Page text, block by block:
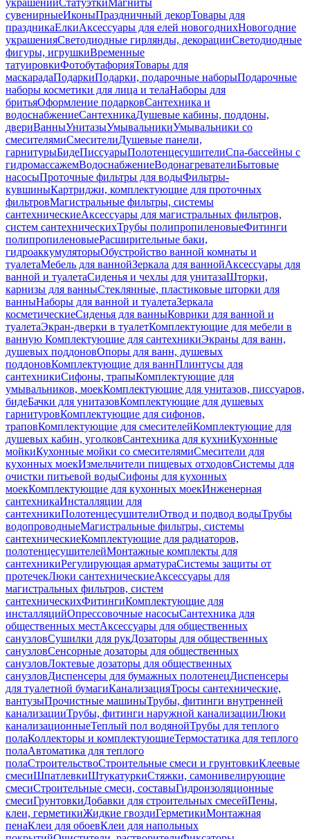
украшенийСтатуэткиМагниты
сувенирныеИконыПраздничный декорТовары для
праздникаЕлкиАксессуары для елей новогоднихНовогодние
украшенияСветодиодные гирлянды, декорацииСветодиодные
фигуры, игрушкиВременные
татуировкиФотобутафорияТовары для
маскарадаПодаркиПодарки, подарочные наборыПодарочные
наборы косметики для лица и телаНаборы для
бритьяОформление подарковСантехника и
водоснабжениеСантехникаДушевые кабины, поддоны,
двериВанныУнитазыУмывальникиУмывальники со
смесителямиСмесителиДушевые панели,
гарнитурыБидеПиссуарыПолотенцесушителиСпа-бассейны с
гидромассажемВодоснабжениеВодонагревателиБытовые
насосыПроточные фильтры для водыФильтры-
кувшиныКартриджи, комплектующие для проточных
фильтровМагистральные фильтры, системы
сантехническиеАксессуары для магистральных фильтров,
систем сантехническихТрубы полипропиленовыеФитинги
полипропиленовыеРасширительные баки,
гидроаккумуляторыОбустройство ванной комнаты и
туалетаМебель для ваннойЗеркала для ваннойАксессуары для
ванной и туалетаСиденья и чехлы для унитазаШторки,
карнизы для ванныСтеклянные, пластиковые шторки для
ванныНаборы для ванной и туалетаЗеркала
косметическиеСиденья для ванныКоврики для ванной и
туалетаЭкран-дверки в туалетКомплектующие для мебели в
ванную Комплектующие для сантехникиЭкраны для ванн,
душевых поддоновОпоры для ванн, душевых
поддоновКомплектующие для ваннПлинтусы для
сантехникиСифоны, трапыКомплектующие для
умывальников, моекКомплектующие для унитазов, писсуаров,
бидеБачки для унитазовКомплектующие для душевых
гарнитуровКомплектующие для сифонов,
траповКомплектующие для смесителейКомплектующие для
душевых кабин, уголковСантехника для кухниКухонные
мойкиКухонные мойки со смесителямиСмесители для
кухонных моекИзмельчители пищевых отходовСистемы для
очистки питьевой водыСифоны для кухонных
моекКомплектующие для кухонных моекИнженерная
сантехникаИнсталляции для
сантехникиПолотенцесушителиОтвод и подвод водыТрубы
водопроводныеМагистральные фильтры, системы
сантехническиеКомплектующие для радиаторов,
полотенцесушителейМонтажные комплекты для
сантехникиРегулирующая арматураСистемы защиты от
протечекЛюки сантехническиеАксессуары для
магистральных фильтров, систем
сантехническихФитингиКомплектующие для
инсталляцийОпрессовочные насосыСантехника для
общественных местАксессуары для общественных
санузловСушилки для рукДозаторы для общественных
санузловСенсорные дозаторы для общественных
санузловЛоктевые дозаторы для общественных
санузловДиспенсеры для бумажных полотенецДиспенсеры
для туалетной бумагиКанализацияТросы сантехнические,
вантузыПрочистные машиныТрубы, фитинги внутренней
канализацииТрубы, фитинги наружной канализацииЛюки
канализационныеТеплый пол водянойТрубы для теплого
полаКоллекторы и комплектующиеТермостатика для теплого
полаАвтоматика для теплого
полаСтроительствоСтроительные смеси и грунтовкиКлеевые
смесиШпатлевкиШтукатуркиСтяжки, самонивелирующие
смесиСтроительные смеси, составыГидроизоляционные
смесиГрунтовкиДобавки для строительных смесейПены,
клеи, герметикиЖидкие гвоздиГерметикиМонтажная
пенаКлеи для обоевКлеи для напольных